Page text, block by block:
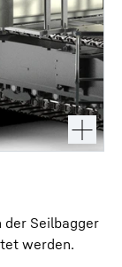
der Seilbagger
werden.